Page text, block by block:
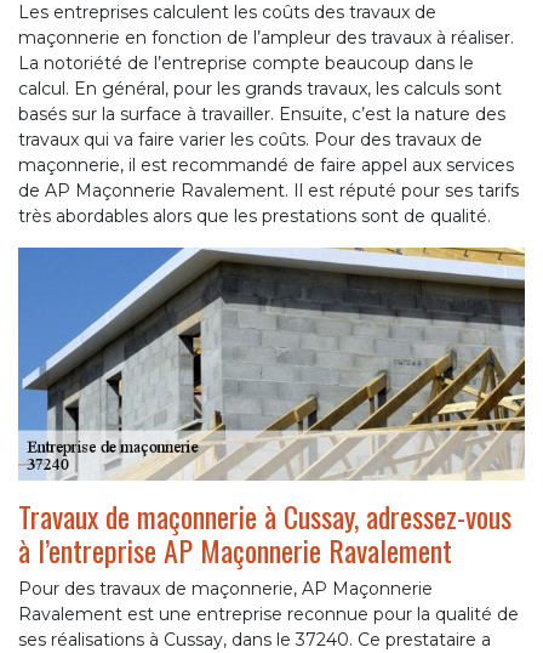
Les entreprises calculent les coûts des travaux de
maçonnerie en fonction de l’ampleur des travaux à réaliser.
La notoriété de l’entreprise compte beaucoup dans le
calcul. En général, pour les grands travaux, les calculs sont
basés sur la surface à travailler. Ensuite, c’est la nature des
travaux qui va faire varier les coûts. Pour des travaux de
maçonnerie, il est recommandé de faire appel aux services
de AP Maçonnerie Ravalement. Il est réputé pour ses tarifs
très abordables alors que les prestations sont de qualité.
Travaux de maçonnerie à Cussay, adressez-vous
à l’entreprise AP Maçonnerie Ravalement
Pour des travaux de maçonnerie, AP Maçonnerie
Ravalement est une entreprise reconnue pour la qualité de
ses réalisations à Cussay, dans le 37240. Ce prestataire a